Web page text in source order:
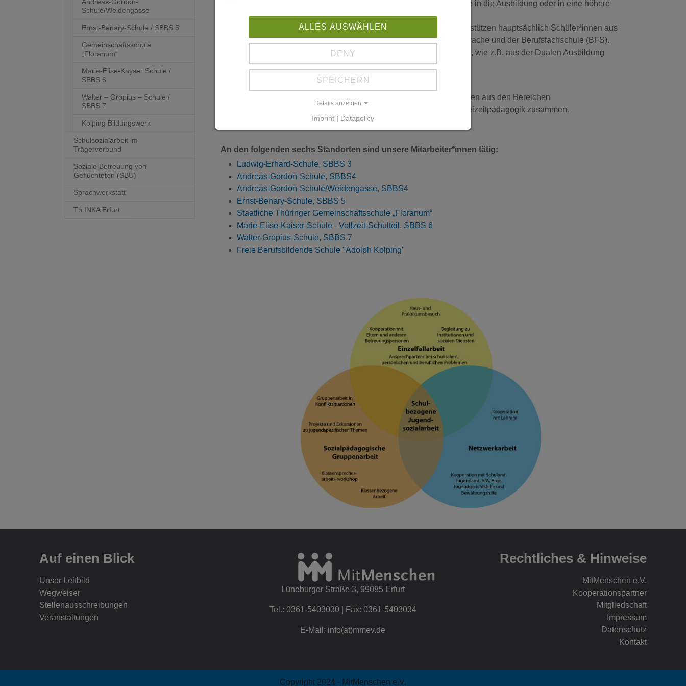
Arbeit u.a.) zu vermitteln. Wir begleiten die Übergänge von der Schule in die Ausbildung oder in eine höhere
Schulform an den Berufsschulen.
Seit 2002 arbeiten wir an berufsbildenden Schulen in Erfurt und unterstützen hauptsächlich Schüler*innen aus
dem Berufsvorbereitungsjahr (BVJ), der BVJ-Vorklasse, dem BVJ-Sprache und der Berufsfachschule (BFS).
Unser Angebot nutzen aber auch Schüler*innen anderer Schulformen, wie z.B. aus der Dualen Ausbildung
oder des Beruflichen Gymnasiums.
Das Team Schulsozialarbeit setzt sich aus neun erfahrenen Fachkräften aus den Bereichen
Erziehungswissenschaften, Medienpädagogik, Soziale Arbeit und Freizeitpädagogik zusammen.
An den folgenden sechs Standorten sind unsere Mitarbeiter*innen tätig:
Ludwig-Erhard-Schule, SBBS 3
Andreas-Gordon-Schule, SBBS4
Andreas-Gordon-Schule/Weidengasse, SBBS4
Ernst-Benary-Schule, SBBS 5
Staatliche Thüringer Gemeinschaftsschule „Floranum“
Marie-Elise-Kaiser-Schule - Vollzeit-Schulteil, SBBS 6
Walter-Gropius-Schule, SBBS 7
Freie Berufsbildende Schule "Adolph Kolping"
Schule/Weidengasse
Ernst-Benary-Schule / SBBS 5
Gemeinschaftsschule
„Floranum“
Marie-Elise-Kayser Schule /
SBBS 6
Walter – Gropius – Schule /
SBBS 7
Kolping Bildungswerk
Schulsozialarbeit im
Trägerverbund
Soziale Betreuung von
Geflüchteten (SBU)
Sprachwerkstatt
Th.INKA Erfurt
Auf einen Blick
Unser Leitbild
Wegweiser
Stellenausschreibungen
Veranstaltungen
Lüneburger Straße 3, 99085 Erfurt
Tel.: 0361-5403030 | Fax: 0361-5403034
E-Mail: info(at)mmev.de
Rechtliches & Hinweise
MitMenschen e.V.
Kooperationspartner
Mitgliedschaft
Impressum
Datenschutz
Kontakt
Copyright 2024 - MitMenschen e.V.
ALLES AUSWÄHLEN
DENY
SPEICHERN
Details anzeigen
Imprint | Datapolicy